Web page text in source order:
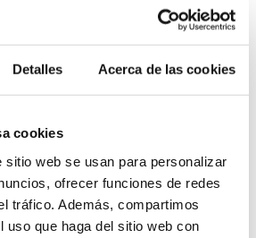
Detalles Acerca de las cookies
cookies
sitio web se usan para personalizar
ofrecer funciones de redes
tráfico. Además, compartimos
uso que haga del sitio web con
in Barcelona für